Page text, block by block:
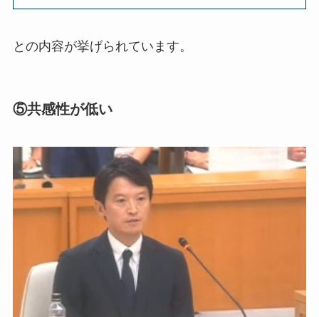
との内容が挙げられています。
⑤共感性が低い